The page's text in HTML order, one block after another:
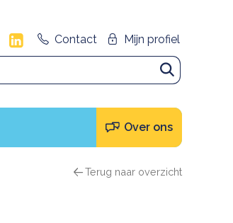
op
TwitterLinkedIn
Contact
Zoeken
Over ons
Terug naar overzicht